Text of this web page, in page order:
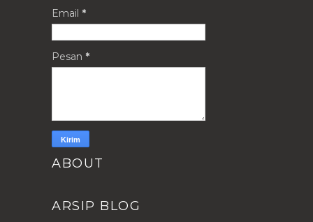
Email *
Pesan *
ABOUT
ARSIP BLOG